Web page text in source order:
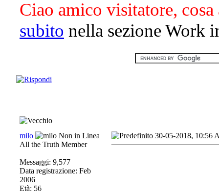
Ciao amico visitatore, cosa
subito nella sezione Work
milo
All the Truth Member
Messaggi: 9,577
Data registrazione: Feb
2006
Età: 56
30-05-2018, 10:56